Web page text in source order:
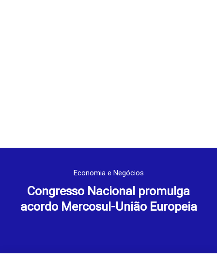
Economia e Negócios
Congresso Nacional promulga
acordo Mercosul-União Europeia